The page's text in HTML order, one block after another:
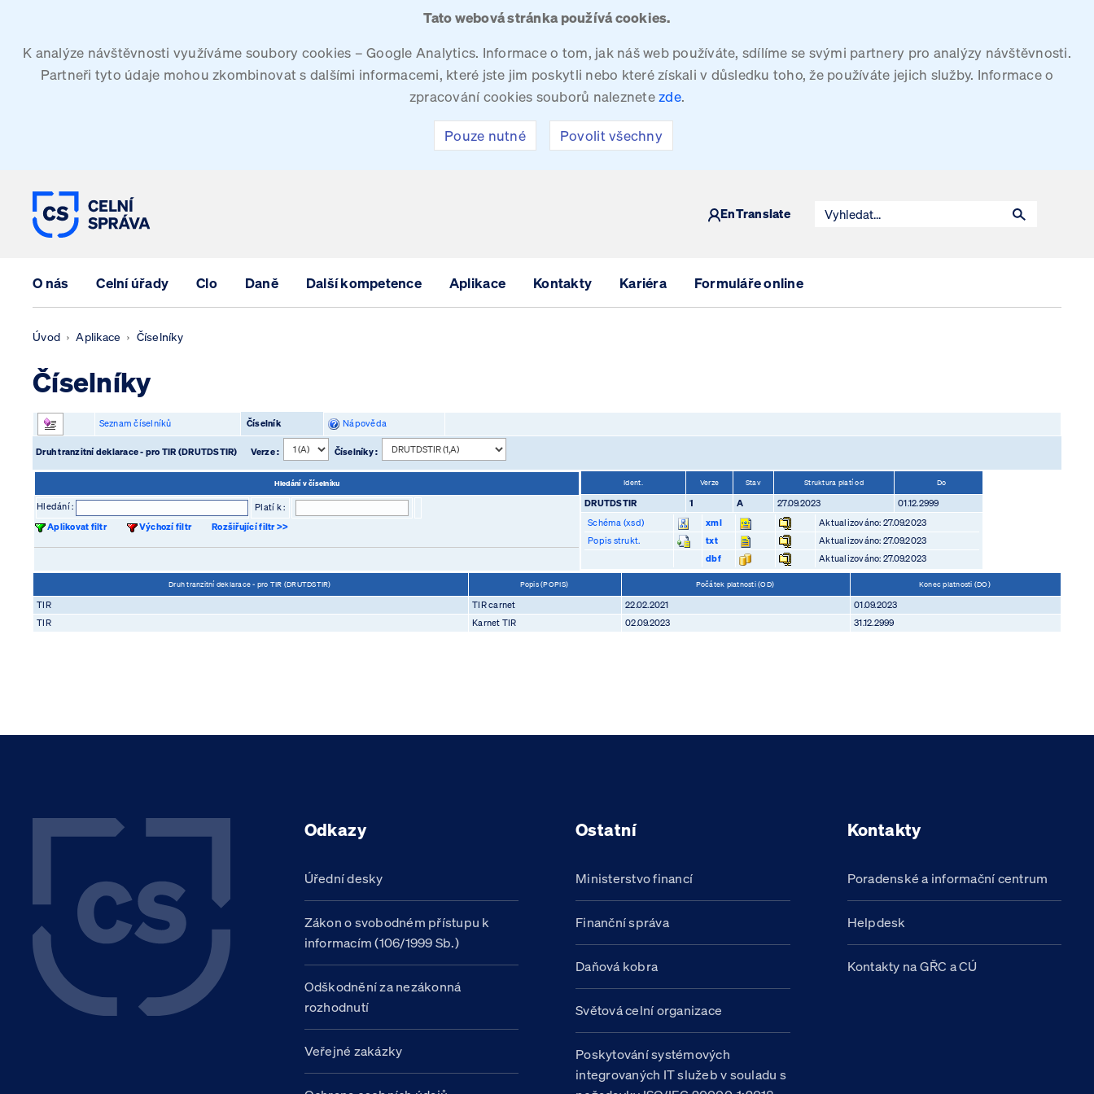
Tato webová stránka používá cookies.
K analýze návštěvnosti využíváme soubory cookies – Google Analytics. Informace o tom, jak náš web používáte, sdílíme se svými partnery pro analýzy návštěvnosti.
Partneři tyto údaje mohou zkombinovat s dalšími informacemi, které jste jim poskytli nebo které získali v důsledku toho, že používáte jejich služby. Informace o
zpracování cookies souborů naleznetezde.
Pouze nutné Povolit všechny
EnTranslate
O nás Celní úřady Clo Daně Další kompetence Aplikace Kontakty Kariéra Formuláře online
Úvod Aplikace Číselníky
Číselníky
Seznam číselníků Číselník Nápověda
Druh tranzitní deklarace - pro TIR (DRUTDSTIR) Verze : Číselníky :
Hledání v číselníku
Hledání :
Platí k :
Aplikovat filtr
Výchozí filtr Rozšiřující filtr >>
Ident. Verze Stav Struktura platí od Do
DRUTDSTIR 1 A 27.09.2023
01.12.2999
Schéma (xsd)
xml
Aktualizováno: 27.09.2023
Popis strukt.
txt
Aktualizováno: 27.09.2023
dbf
Aktualizováno: 27.09.2023
Druh tranzitní deklarace - pro TIR (DRUTDSTIR) Popis (POPIS) Počátek platnosti (OD) Konec platnosti (DO)
TIR TIR carnet 22.02.2021
01.09.2023
TIR
Karnet TIR 02.09.2023 31.12.2999
Odkazy
Úřední desky
Zákon o svobodném přístupu k
informacím (106/1999 Sb.)
Odškodnění za nezákonná
rozhodnutí
Veřejné zakázky
Ostatní
Ministerstvo financí
Finanční správa
Daňová kobra
Světová celní organizace
Poskytování systémových
integrovaných IT služeb v souladu s
Kontakty
Poradenské a informační centrum
Helpdesk
Kontakty na GŘC a CÚ